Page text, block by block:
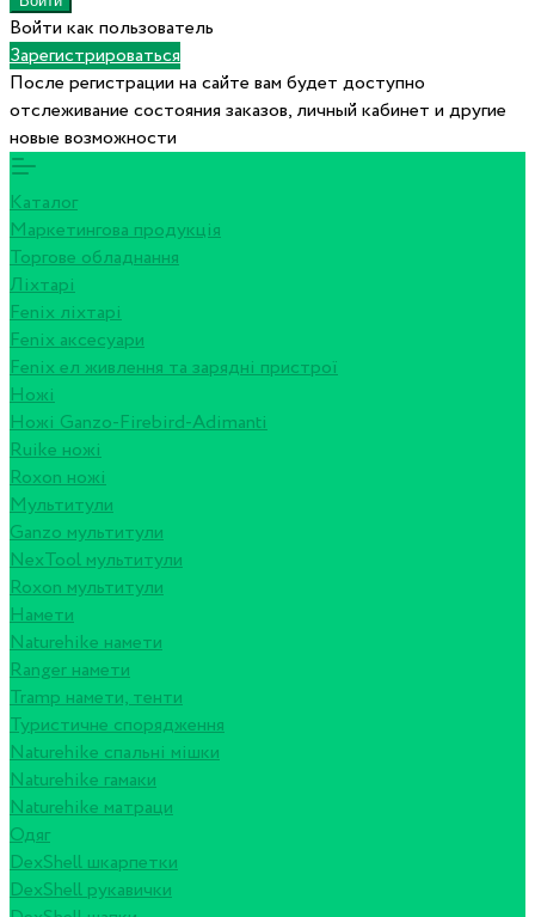
Войти как пользователь
Зарегистрироваться
После регистрации на сайте вам будет доступно
отслеживание состояния заказов, личный кабинет и другие
новые возможности
Каталог
Маркетингова продукція
Торгове обладнання
Ліхтарі
Fenix ліхтарі
Fenix аксесуари
Fenix ел живлення та зарядні пристрої
Ножі
Ножі Ganzo-Firebird-Adimanti
Ruike ножі
Roxon ножi
Мультитули
Ganzo мультитули
NexTool мультитули
Roxon мультитули
Намети
Naturehike намети
Ranger намети
Tramp намети, тенти
Туристичне спорядження
Naturehike спальні мішки
Naturehike гамаки
Naturehike матраци
Одяг
DexShell шкарпетки
DexShell рукавички